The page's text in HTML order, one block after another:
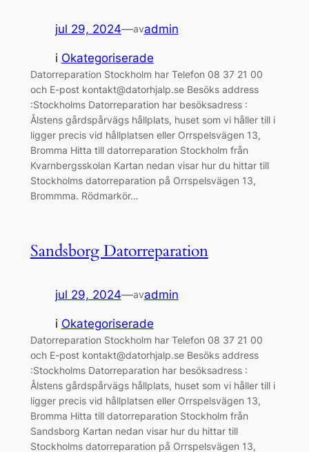
jul 29, 2024—avadmin
i Okategoriserade
Datorreparation Stockholm har Telefon 08 37 21 00
och E-post kontakt@datorhjalp.se Besöks address
:Stockholms Datorreparation har besöksadress :
Ålstens gårdspårvägs hållplats, huset som vi håller till i
ligger precis vid hållplatsen eller Orrspelsvägen 13,
Bromma Hitta till datorreparation Stockholm från
Kvarnbergsskolan Kartan nedan visar hur du hittar till
Stockholms datorreparation på Orrspelsvägen 13,
Brommma. Rödmarkör…
Sandsborg Datorreparation
jul 29, 2024—avadmin
i Okategoriserade
Datorreparation Stockholm har Telefon 08 37 21 00
och E-post kontakt@datorhjalp.se Besöks address
:Stockholms Datorreparation har besöksadress :
Ålstens gårdspårvägs hållplats, huset som vi håller till i
ligger precis vid hållplatsen eller Orrspelsvägen 13,
Bromma Hitta till datorreparation Stockholm från
Sandsborg Kartan nedan visar hur du hittar till
Stockholms datorreparation på Orrspelsvägen 13,